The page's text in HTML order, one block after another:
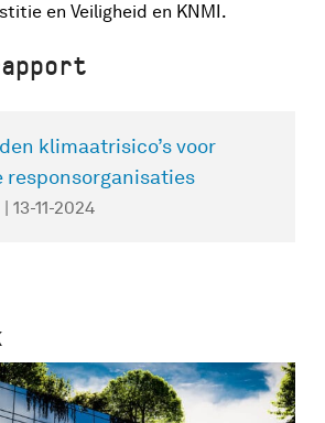
en Veiligheid en KNMI.
klimaatrisico’s voor
responsorganisaties
13-11-2024